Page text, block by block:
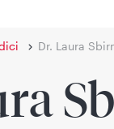
Dr. Laura